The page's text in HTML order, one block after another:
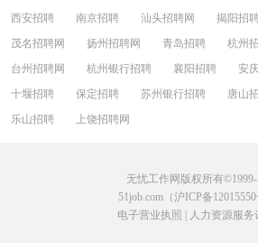
西安招聘
南京招聘 汕头招聘网 揭阳招
茂名招聘网
扬州招聘网 青岛招聘 杭州
台州招聘网
杭州银行招聘 襄阳招聘 安
十堰招聘
保定招聘 苏州银行招聘 唐山
乐山招聘
上饶招聘网
无忧工作网版权所有©1999-
51job.com（沪ICP备12015550
电子营业执照
人力资源服务